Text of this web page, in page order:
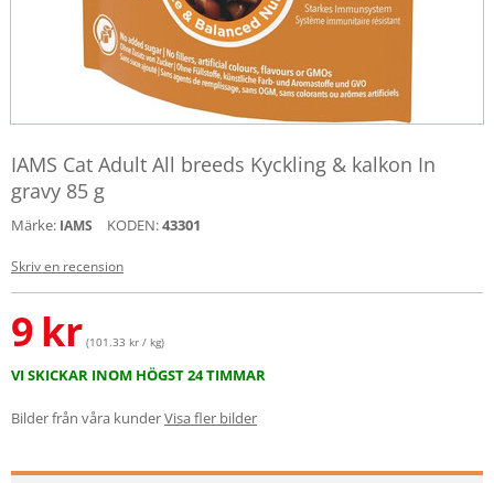
IAMS Cat Adult All breeds Kyckling & kalkon In
gravy 85 g
Märke: IAMS KODEN:43301
Skriv en recension
9kr (101.33 kr / kg)
VI SKICKAR INOM HÖGST 24 TIMMAR
Bilder från våra kunderVisa fler bilder